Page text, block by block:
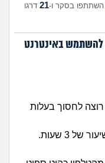
שעוררו עניין
חדשות
כאן?
הטיפים
השתתפו בסקר ו-21 דרגו
להשתמש באינטרנט
רוצה לחסוך בעלות
3 שעות.